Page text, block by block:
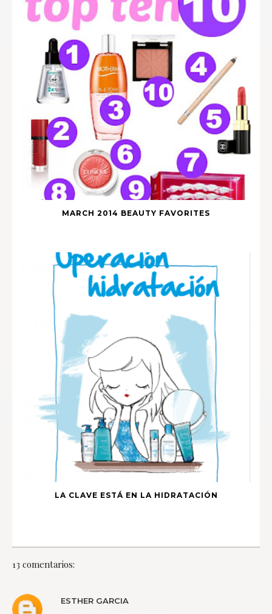
MARCH 2014 BEAUTY FAVORITES
LA CLAVE ESTÁ EN LA HIDRATACIÓN
13 comentarios:
ESTHER GARCIA